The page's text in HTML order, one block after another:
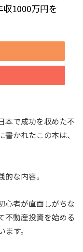
1000万円を
本で成功を収めた不
かれたこの本は、
な内容。
心者が直面しがちな
不動産投資を始める
す。